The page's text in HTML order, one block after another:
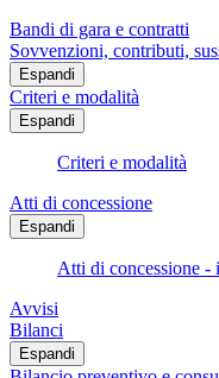
Bandi di gara e contratti
Sovvenzioni, contributi,
Espandi
Criteri e modalità
Espandi
Criteri e modalità
Atti di concessione
Espandi
Atti di concessione -
Avvisi
Bilanci
Espandi